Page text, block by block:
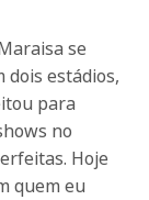
se
dois estádios,
para
no
Hoje
quem eu